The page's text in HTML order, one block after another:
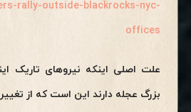
rally-outside-blackrocks-nyc-
offices
علت اصلی اینکه نیروهای تاریک
بزرگ عجله دارند این است که از